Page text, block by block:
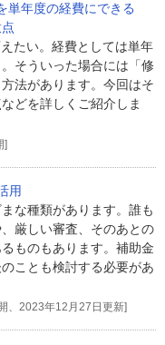
年度の経費にできる
えたい。経費としては単年
そういった場合には「修
法があります。今回はそ
どを詳しくご紹介しま
]
用
な種類があります。誰も
厳しい審査、そのあとの
ものもあります。補助金
ことも検討する必要があ
、2023年12月27日更新]